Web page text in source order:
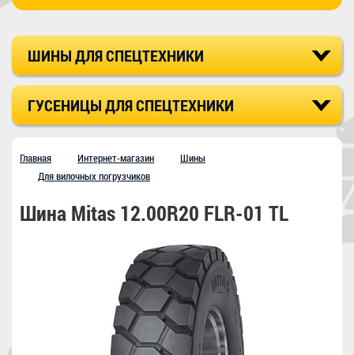
ШИНЫ ДЛЯ СПЕЦТЕХНИКИ
ГУСЕНИЦЫ ДЛЯ СПЕЦТЕХНИКИ
Главная Интернет-магазин
Шины
Для вилочных погрузчиков
Шина Mitas 12.00R20 FLR-01 TL